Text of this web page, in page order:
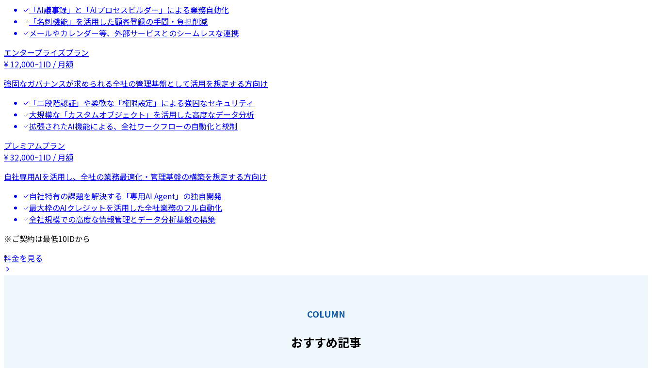
「AI議事録」と「AIプロセスビルダー」による業務自動化
「名刺機能」を活用した顧客登録の手間・負担削減
メールやカレンダー等、外部サービスとのシームレスな連携
エンタープライズプラン
¥ 12,000~1ID / 月額
強固なガバナンスが求められる全社の管理基盤として活用を想定する方向け
「二段階認証」や柔軟な「権限設定」による強固なセキュリティ
大規模な「カスタムオブジェクト」を活用した高度なデータ分析
拡張されたAI機能による、全社ワークフローの自動化と統制
プレミアムプラン
¥32,000~1ID / 月額
自社専用AIを活用し、全社の業務最適化・管理基盤の構築を想定する方向け
自社特有の課題を解決する「専用AI Agent」の独自開発
最大枠のAIクレジットを活用した全社業務のフル自動化
全社規模での高度な情報管理とデータ分析基盤の構築
※ご契約は最低10IDから
料金を見る
COLUMN
おすすめ記事